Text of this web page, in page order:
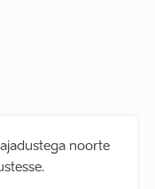
noorte